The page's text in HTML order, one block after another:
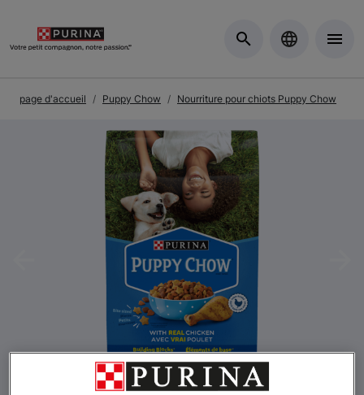
page d'accueil Puppy Chow Nourriture pour chiots Puppy Chow